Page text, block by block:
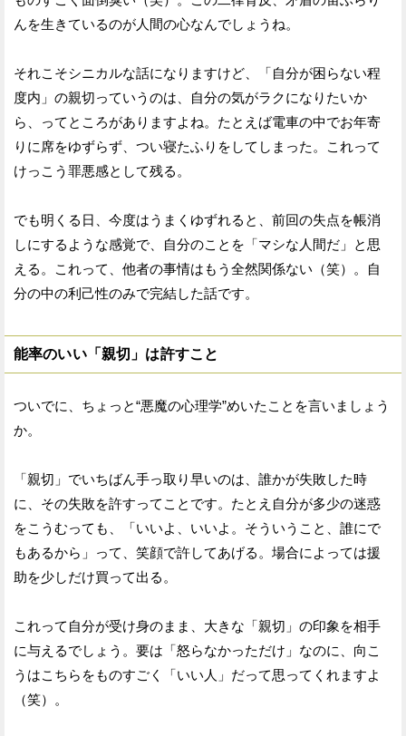
んを生きているのが人間の心なんでしょうね。
それこそシニカルな話になりますけど、「自分が困らない程
度内」の親切っていうのは、自分の気がラクになりたいか
ら、ってところがありますよね。たとえば電車の中でお年寄
りに席をゆずらず、つい寝たふりをしてしまった。これって
けっこう罪悪感として残る。
でも明くる日、今度はうまくゆずれると、前回の失点を帳消
しにするような感覚で、自分のことを「マシな人間だ」と思
える。これって、他者の事情はもう全然関係ない（笑）。自
分の中の利己性のみで完結した話です。
能率のいい「親切」は許すこと
ついでに、ちょっと“悪魔の心理学”めいたことを言いましょう
か。
「親切」でいちばん手っ取り早いのは、誰かが失敗した時
に、その失敗を許すってことです。たとえ自分が多少の迷惑
をこうむっても、「いいよ、いいよ。そういうこと、誰にで
もあるから」って、笑顔で許してあげる。場合によっては援
助を少しだけ買って出る。
これって自分が受け身のまま、大きな「親切」の印象を相手
に与えるでしょう。要は「怒らなかっただけ」なのに、向こ
うはこちらをものすごく「いい人」だって思ってくれますよ
（笑）。